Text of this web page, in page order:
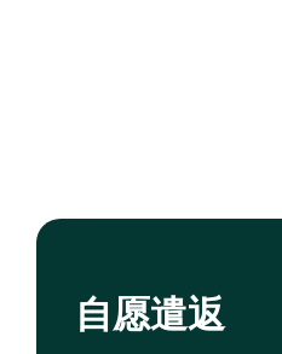
自愿遣返